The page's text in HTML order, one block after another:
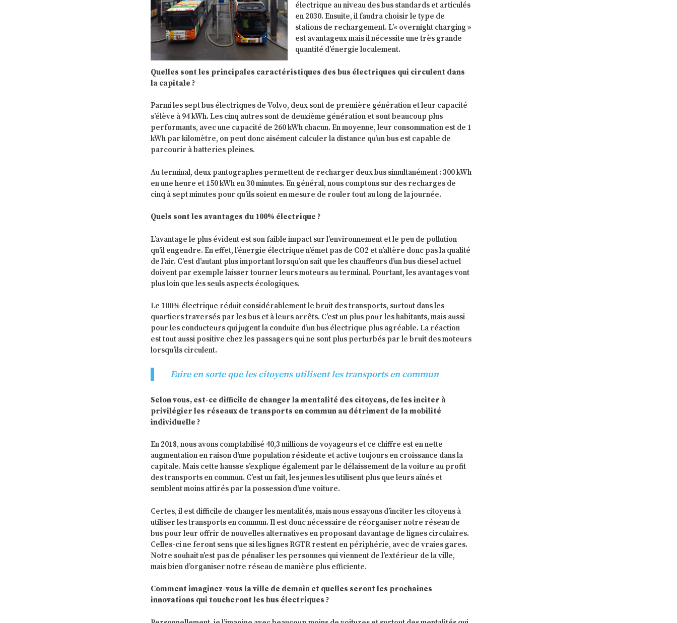
électrique au niveau des bus standards et articulés
en 2030. Ensuite, il faudra choisir le type de
stations de rechargement. L’« overnight charging »
est avantageux mais il nécessite une très grande
quantité d’énergie localement.
Quelles sont les principales caractéristiques des bus électriques qui circulent dans
la capitale ?
Parmi les sept bus électriques de Volvo, deux sont de première génération et leur capacité
s’élève à 94 kWh. Les cinq autres sont de deuxième génération et sont beaucoup plus
performants, avec une capacité de 260 kWh chacun. En moyenne, leur consommation est de 1
kWh par kilomètre, on peut donc aisément calculer la distance qu’un bus est capable de
parcourir à batteries pleines.
Au terminal, deux pantographes permettent de recharger deux bus simultanément : 300 kWh
en une heure et 150 kWh en 30 minutes. En général, nous comptons sur des recharges de
cinq à sept minutes pour qu’ils soient en mesure de rouler tout au long de la journée.
Quels sont les avantages du 100% électrique ?
L’avantage le plus évident est son faible impact sur l’environnement et le peu de pollution
qu’il engendre. En effet, l’énergie électrique n’émet pas de CO2 et n’altère donc pas la qualité
de l’air. C’est d’autant plus important lorsqu’on sait que les chauffeurs d’un bus diesel actuel
doivent par exemple laisser tourner leurs moteurs au terminal. Pourtant, les avantages vont
plus loin que les seuls aspects écologiques.
Le 100% électrique réduit considérablement le bruit des transports, surtout dans les
quartiers traversés par les bus et à leurs arrêts. C’est un plus pour les habitants, mais aussi
pour les conducteurs qui jugent la conduite d’un bus électrique plus agréable. La réaction
est tout aussi positive chez les passagers qui ne sont plus perturbés par le bruit des moteurs
lorsqu’ils circulent.
Faire en sorte que les citoyens utilisent les transports en commun
Selon vous, est-ce difficile de changer la mentalité des citoyens, de les inciter à
privilégier les réseaux de transports en commun au détriment de la mobilité
individuelle ?
En 2018, nous avons comptabilisé 40,3 millions de voyageurs et ce chiffre est en nette
augmentation en raison d’une population résidente et active toujours en croissance dans la
capitale. Mais cette hausse s’explique également par le délaissement de la voiture au profit
des transports en commun. C’est un fait, les jeunes les utilisent plus que leurs aînés et
semblent moins attirés par la possession d’une voiture.
Certes, il est difficile de changer les mentalités, mais nous essayons d’inciter les citoyens à
utiliser les transports en commun. Il est donc nécessaire de réorganiser notre réseau de
bus pour leur offrir de nouvelles alternatives en proposant davantage de lignes circulaires.
Celles-ci ne feront sens que si les lignes RGTR restent en périphérie, avec de vraies gares.
Notre souhait n’est pas de pénaliser les personnes qui viennent de l’extérieur de la ville,
mais bien d’organiser notre réseau de manière plus efficiente.
Comment imaginez-vous la ville de demain et quelles seront les prochaines
innovations qui toucheront les bus électriques ?